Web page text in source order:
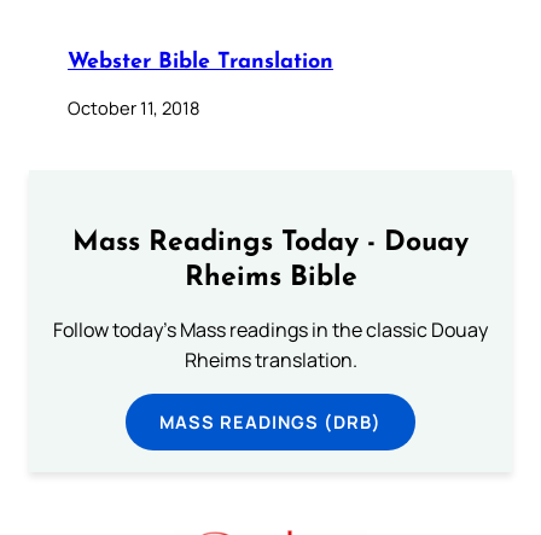
Webster Bible Translation
October 11, 2018
Mass Readings Today - Douay
Rheims Bible
Follow today's Mass readings in the classic Douay
Rheims translation.
MASS READINGS (DRB)